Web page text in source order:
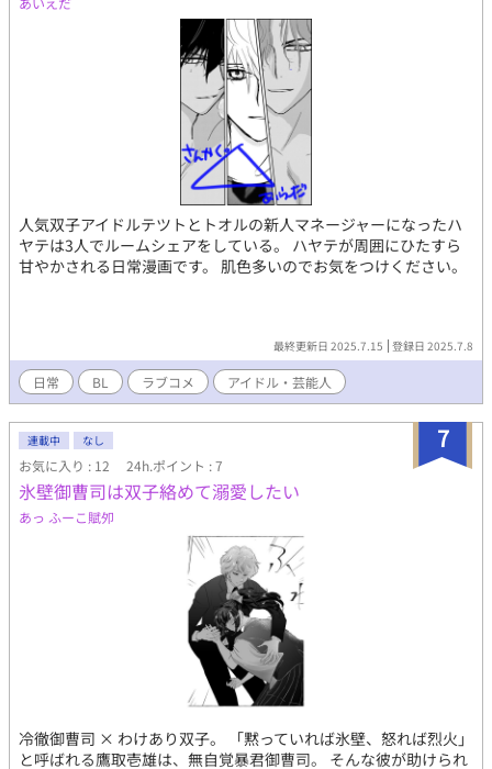
人気双子アイドルテツトとトオルの新人マネージャーになったハ
ヤテは3人でルームシェアをしている。 ハヤテが周囲にひたすら
甘やかされる日常漫画です。 肌色多いのでお気をつけください。
最終更新日 2025.7.15 登録日 2025.7.8
日常 BL ラブコメ アイドル・芸能人
7
連載中 なし
お気に入り : 12 24h.ポイント : 7
氷壁御曹司は双子絡めて溺愛したい
あっ ふーこ賦夘
冷徹御曹司 × わけあり双子。 「黙っていれば氷壁、怒れば烈火」
と呼ばれる鷹取壱雄は、無自覚暴君御曹司。 そんな彼が助けられ